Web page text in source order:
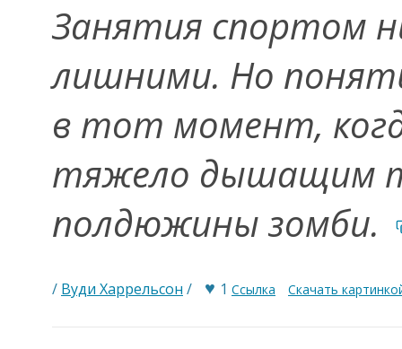
Зaнятия спортом
лишними. Но
в тот момент,
тяжело дышащим
полдюжины зомби.
/ Вуди Харрельсон / ♥ 1 Ссылка Скачать